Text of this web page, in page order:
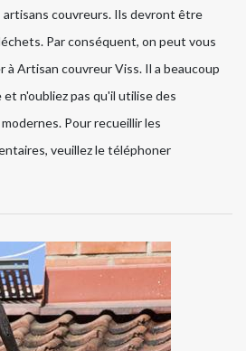
couvreurs. Ils devront être
Par conséquent, on peut vous
à Artisan couvreur Viss. Il a beaucoup
n'oubliez pas qu'il utilise des
Pour recueillir les
veuillez le téléphoner